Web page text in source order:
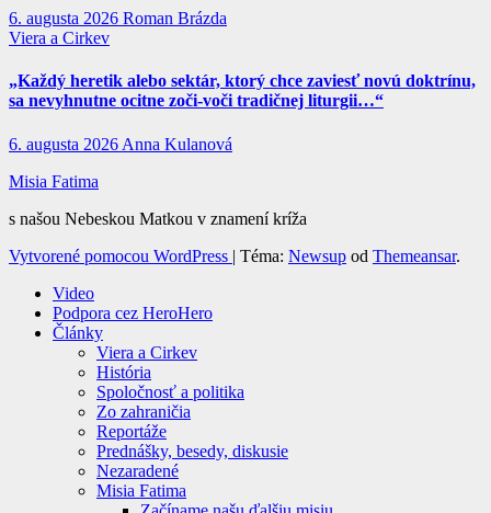
6. augusta 2026 Roman Brázda
Viera a Cirkev
„Každý heretik alebo sektár, ktorý chce zaviesť novú doktrínu,
sa nevyhnutne ocitne zoči-voči tradičnej liturgii…“
6. augusta 2026 Anna Kulanová
Misia Fatima
s našou Nebeskou Matkou v znamení kríža
Vytvorené pomocou WordPress | Téma: Newsup od Themeansar.
Video
Podpora cez HeroHero
Články
Viera a Cirkev
História
Spoločnosť a politika
Zo zahraničia
Reportáže
Prednášky, besedy, diskusie
Nezaradené
Misia Fatima